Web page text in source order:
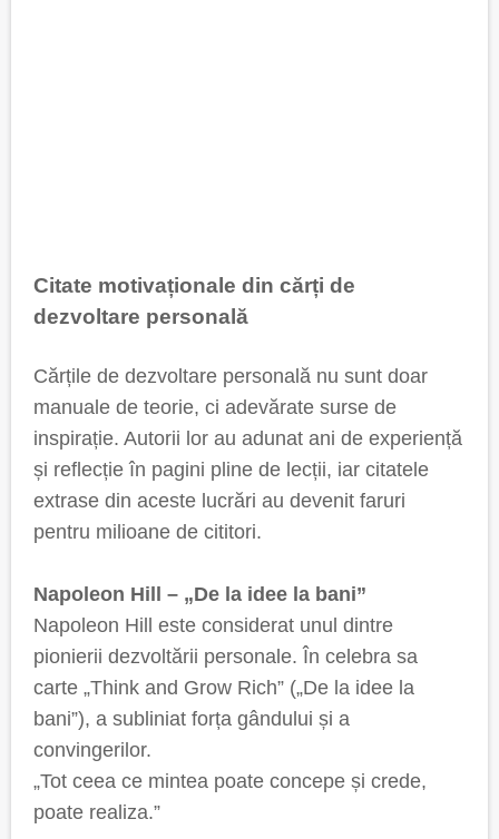
Citate motivaționale din cărți de
dezvoltare personală
Cărțile de dezvoltare personală nu sunt doar
manuale de teorie, ci adevărate surse de
inspirație. Autorii lor au adunat ani de experiență
și reflecție în pagini pline de lecții, iar citatele
extrase din aceste lucrări au devenit faruri
pentru milioane de cititori.
Napoleon Hill – „De la idee la bani”
Napoleon Hill este considerat unul dintre
pionierii dezvoltării personale. În celebra sa
carte „Think and Grow Rich” („De la idee la
bani”), a subliniat forța gândului și a
convingerilor.
„Tot ceea ce mintea poate concepe și crede,
poate realiza.”